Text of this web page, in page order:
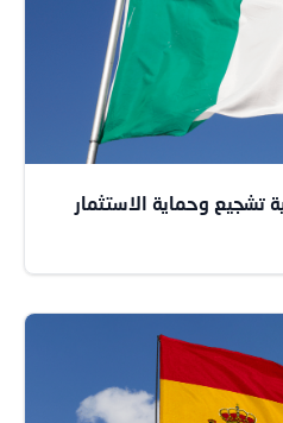
تشجيع وحماية الاستثمار